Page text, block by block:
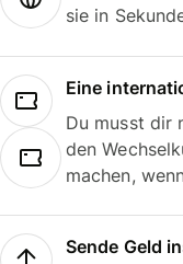
sie in
Eine
Du musst dir
den
machen,
Sende Geld